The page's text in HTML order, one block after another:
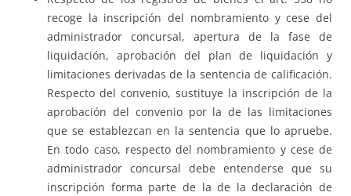
recoge la inscripción del nombramiento y cese del
administrador concursal, apertura de la fase de
liquidación, aprobación del plan de liquidación y
limitaciones derivadas de la sentencia de calificación.
Respecto del convenio, sustituye la inscripción de la
aprobación del convenio por la de las limitaciones
que se establezcan en la sentencia que lo apruebe.
En todo caso, respecto del nombramiento y cese de
administrador concursal debe entenderse que su
inscripción forma parte de la de la declaración de